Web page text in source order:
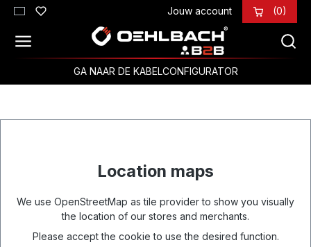
Ga naar de hoofdinhoud Jouw account (0)
GA NAAR DE KABELCONFIGURATOR
Location maps
We use OpenStreetMap as tile provider to show you visually
the location of our stores and merchants.
Please accept the cookie to use the desired function.